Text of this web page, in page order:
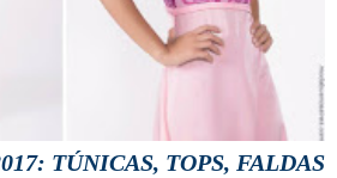
TÚNICAS, TOPS, FALDAS